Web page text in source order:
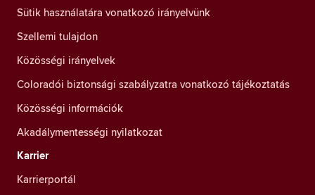
Sütik használatára vonatkozó irányelvünk
Szellemi tulajdon
Közösségi irányelvek
Coloradói biztonsági szabályzatra vonatkozó tájékoztatás
Közösségi információk
Akadálymentességi nyilatkozat
Karrier
Karrierportál